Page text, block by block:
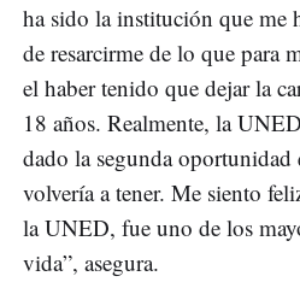
ha sido la institución que me
de resarcirme de lo que para
el haber tenido que dejar la
18 años. Realmente, la
dado la segunda oportunidad
volvería a tener. Me siento
la UNED, fue uno de los
vida”, asegura.